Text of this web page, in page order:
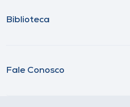
Biblioteca
Fale Conosco